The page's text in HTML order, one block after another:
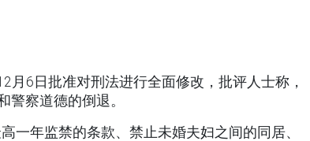
月6日批准对刑法进行全面修改，批评人士称，
察道德的倒退。
一年监禁的条款、禁止未婚夫妇之间的同居、